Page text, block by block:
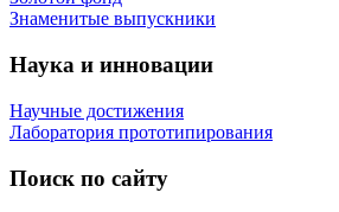
Знаменитые выпускники
Наука и инновации
Научные достижения
Лаборатория прототипирования
Поиск по сайту